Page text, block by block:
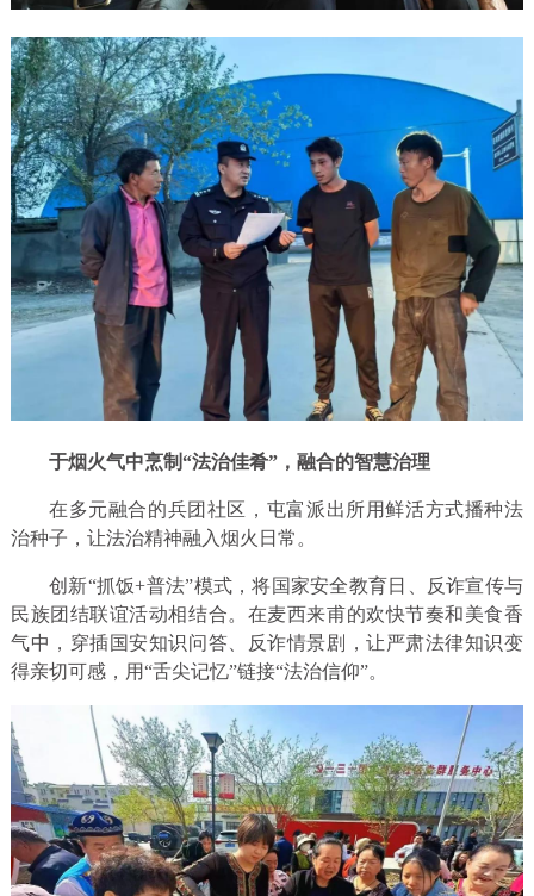
于烟火气中烹制“法治佳肴”，融合的智慧治理
在多元融合的兵团社区，屯富派出所用鲜活方式播种法
治种子，让法治精神融入烟火日常。
创新“抓饭+普法”模式，将国家安全教育日、反诈宣传与
民族团结联谊活动相结合。在麦西来甫的欢快节奏和美食香
气中，穿插国安知识问答、反诈情景剧，让严肃法律知识变
得亲切可感，用“舌尖记忆”链接“法治信仰”。